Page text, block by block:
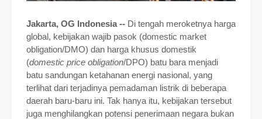
Jakarta, OG Indonesia -- Di tengah meroketnya harga
global, kebijakan wajib pasok (domestic market
obligation/DMO) dan harga khusus domestik
(domestic price obligation/DPO) batu bara menjadi
batu sandungan ketahanan energi nasional, yang
terlihat dari terjadinya pemadaman listrik di beberapa
daerah baru-baru ini. Tak hanya itu, kebijakan tersebut
juga menghilangkan potensi penerimaan negara bukan